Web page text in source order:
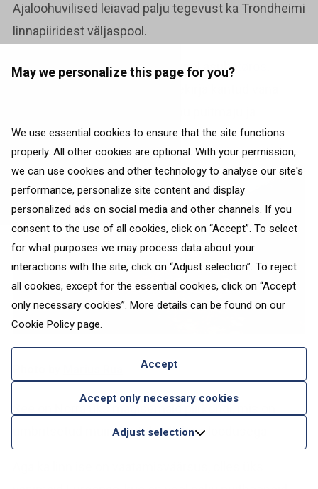
May we personalize this page for you?
We use essential cookies to ensure that the site functions
properly. All other cookies are optional. With your permission,
we can use cookies and other technology to analyse our site's
performance, personalize site content and display
personalized ads on social media and other channels. If you
consent to the use of all cookies, click on “Accept”. To select
for what purposes we may process data about your
interactions with the site, click on “Adjust selection”. To reject
all cookies, except for the essential cookies, click on “Accept
only necessary cookies”. More details can be found on our
Cookie Policy page.
Accept
Accept only necessary cookies
Adjust selection
Ajaloohuvilised leiavad palju tegevust ka Trondheimi
linnapiiridest väljaspool.
Kahetunnise rongisõidu kaugusel asubRøros
murukatusega maju.
See on Norra üks mägisemaid piirkondi, mis on
ümbritsetud muinasjutuliselt ilusa loodusega.